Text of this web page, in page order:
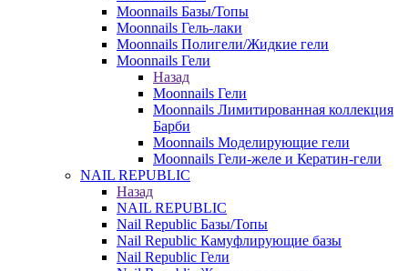
Moonnails Базы/Топы
Moonnails Гель-лаки
Moonnails Полигели/Жидкие гели
Moonnails Гели
Назад
Moonnails Гели
Moonnails Лимитированная коллекция
Барби
Moonnails Моделирующие гели
Moonnails Гели-желе и Кератин-гели
NAIL REPUBLIC
Назад
NAIL REPUBLIC
Nail Republic Базы/Топы
Nail Republic Камуфлирующие базы
Nail Republic Гели